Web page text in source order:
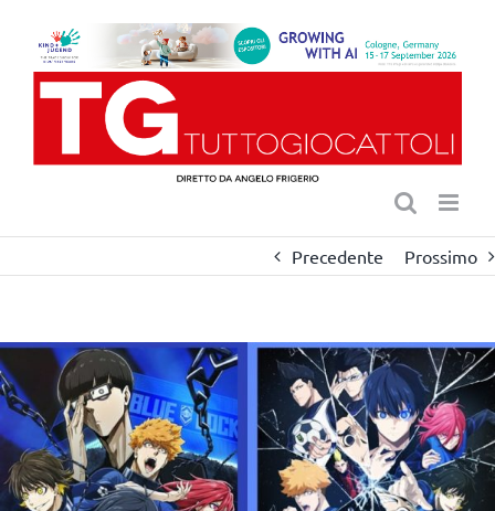
contenuto
Precedente Prossimo